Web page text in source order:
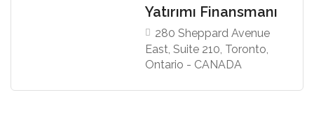
Yatırımı Finansmanı
280 Sheppard Avenue
East, Suite 210, Toronto,
Ontario - CANADA